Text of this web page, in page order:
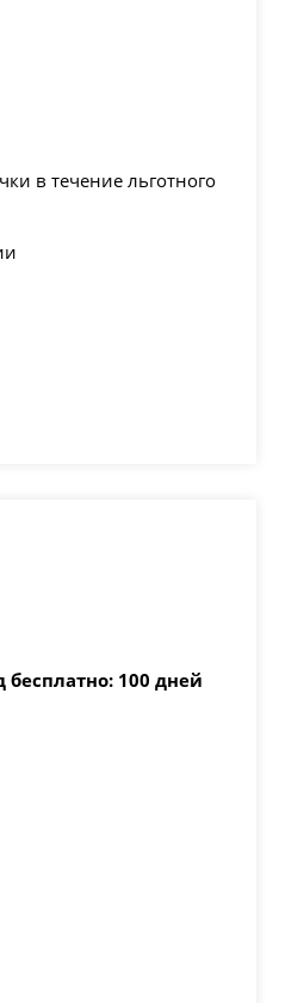
в течение льготного
100 дней